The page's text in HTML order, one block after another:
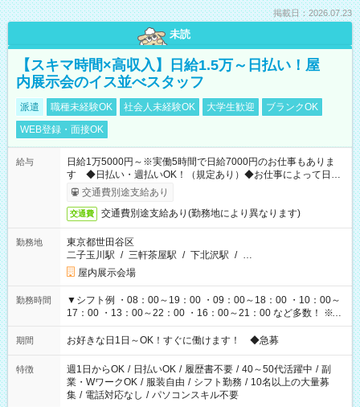
掲載日：2026.07.23
未読
【スキマ時間×高収入】日給1.5万～日払い！屋
内展示会のイス並べスタッフ
派遣 職種未経験OK 社会人未経験OK 大学生歓迎
ブランクOK
WEB登録・面接OK
給与
日給1万5000円～※実働5時間で日給7000円のお仕事もありま
す ◆日払い・週払いOK！（規定あり）◆お仕事によって日給
も異なります
交通費別途支給あり
交通費 交通費別途支給あり(勤務地により異なります)
勤務地
東京都世田谷区
二子玉川駅 / 三軒茶屋駅 / 下北沢駅 / …
屋内展示会場
勤務時間
▼シフト例 ・08：00～19：00 ・09：00～18：00 ・10：00～
17：00 ・13：00～22：00 ・16：00～21：00 など多数！ ※お
仕事により勤務時間が異なります
期間 お好きな日1日～OK！すぐに働けます！ ◆急募
特徴 週1日からOK / 日払いOK / 履歴書不要 / 40～50代活躍中 / 副
業・WワークOK / 服装自由 / シフト勤務 / 10名以上の大量募
集 / 電話対応なし / パソコンスキル不要